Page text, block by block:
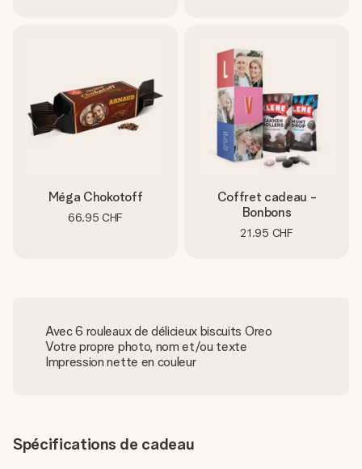
Méga Chokotoff
66.95 CHF
Coffret cadeau -
Bonbons
21.95 CHF
Avec 6 rouleaux de délicieux biscuits Oreo
Votre propre photo, nom et/ou texte
Impression nette en couleur
Spécifications de cadeau